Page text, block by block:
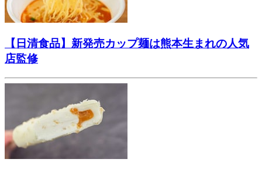
【日清食品】新発売カップ麺は熊本生まれの人気
店監修